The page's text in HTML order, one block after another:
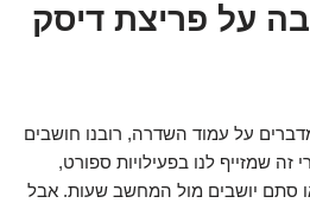
על פריצת דיסק
על עמוד השדרה, רובנו חושבים
שמזייף לנו בפעילויות ספורט,
סתם יושבים מול המחשב שעות. אבל